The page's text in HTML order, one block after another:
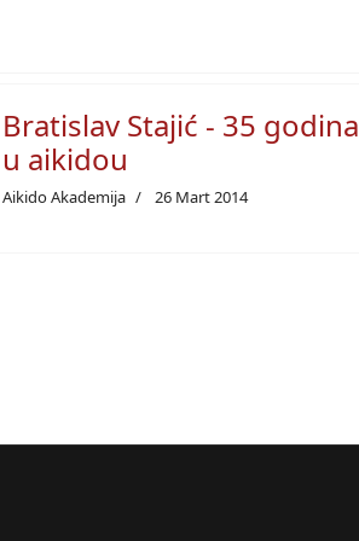
Bratislav Stajić - 35 godina
u aikidou
Aikido Akademija 26 Mart 2014